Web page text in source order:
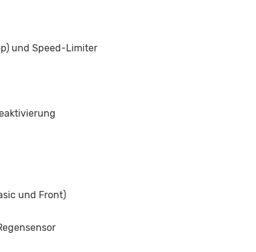
und Speed-Limiter
und Front)